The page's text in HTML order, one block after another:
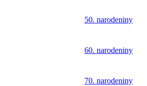
50. narodeniny
60. narodeniny
70. narodeniny